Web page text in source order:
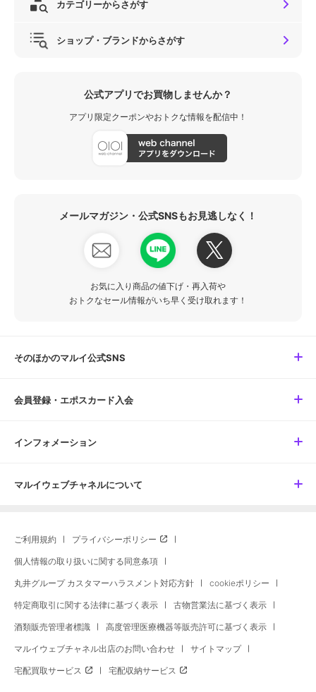
カテゴリーからさがす
ショップ・ブランドからさがす
公式アプリでお買物しませんか？
アプリ限定クーポンやおトクな情報を配信中！
メールマガジン・公式SNSもお見逃しなく！
お気に入り商品の値下げ・再入荷や
おトクなセール情報がいち早く受け取れます！
そのほかのマルイ公式SNS
会員登録・エポスカード入会
インフォメーション
マルイウェブチャネルについて
ご利用規約 プライバシーポリシー
個人情報の取り扱いに関する同意条項
丸井グループ カスタマーハラスメント対応方針 cookieポリシー
特定商取引に関する法律に基づく表示 古物営業法に基づく表示
酒類販売管理者標識 高度管理医療機器等販売許可に基づく表示
マルイウェブチャネル出店のお問い合わせ サイトマップ
宅配買取サービス 宅配収納サービス